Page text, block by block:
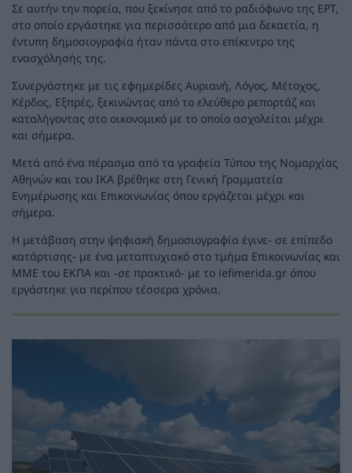
Σε αυτήν την πορεία, που ξεκίνησε από το ραδιόφωνο της ΕΡΤ,
στο οποίο εργάστηκε για περισσότερο από μια δεκαετία, η
έντυπη δημοσιογραφία ήταν πάντα στο επίκεντρο της
ενασχόλησής της.
Συνεργάστηκε με τις εφημερίδες Αυριανή, Λόγος, Μέτοχος,
Κέρδος, Εξπρές, ξεκινώντας από το ελεύθερο ρεπορτάζ και
καταλήγοντας στο οικονομικό με το οποίο ασχολείται μέχρι
και σήμερα.
Μετά από ένα πέρασμα από τα γραφεία Τύπου της Νομαρχίας
Αθηνών και του ΙΚΑ βρέθηκε στη Γενική Γραμματεία
Ενημέρωσης και Επικοινωνίας όπου εργάζεται μέχρι και
σήμερα.
Η μετάβαση στην ψηφιακή δημοσιογραφία έγινε- σε επίπεδο
κατάρτισης- με ένα μεταπτυχιακό στο τμήμα Επικοινωνίας και
ΜΜΕ του ΕΚΠΑ και -σε πρακτικό- με το iefimerida.gr όπου
εργάστηκε για περίπου τέσσερα χρόνια.